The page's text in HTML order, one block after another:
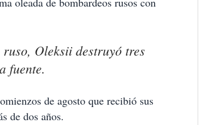
Oleksii destruyó tres
fuente.
de agosto que recibió sus
de dos años.